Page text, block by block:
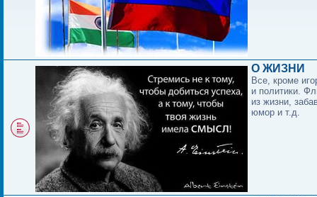
О ЖИЗНИ
Все, кроме
и политики.
из жизни,
юмор и т.д.